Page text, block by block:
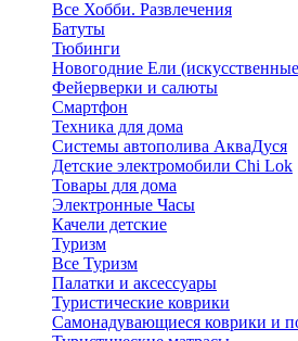
Все Хобби. Развлечения
Батуты
Тюбинги
Новогодние Ели
Фейерверки и салюты
Смартфон
Техника для дома
Системы автополива АкваДуся
Детские электромобили Chi Lok
Товары для дома
Электронные Часы
Качели детские
Туризм
Все Туризм
Палатки и аксессуары
Туристические коврики
Самонадувающиеся коврики и